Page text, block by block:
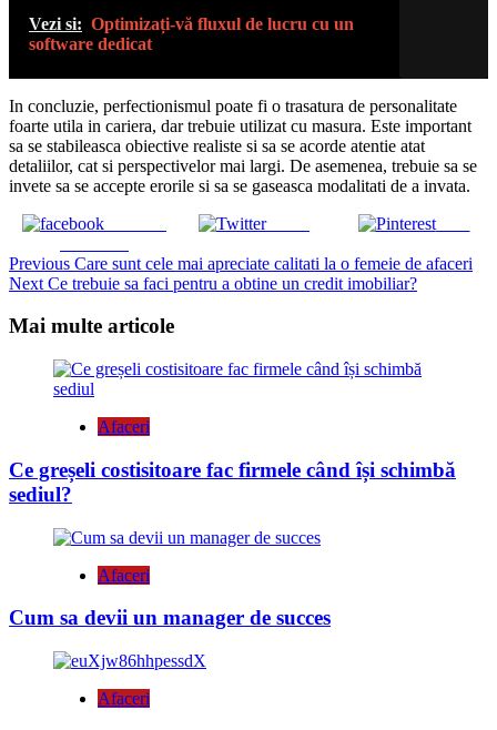
Vezi si: Optimizați-vă fluxul de lucru cu un
software dedicat
In concluzie, perfectionismul poate fi o trasatura de personalitate
foarte utila in cariera, dar trebuie utilizat cu masura. Este important
sa se stabileasca obiective realiste si sa se acorde atentie atat
detaliilor, cat si perspectivelor mai largi. De asemenea, trebuie sa se
invete sa se accepte erorile si sa se gaseasca modalitati de a invata.
Tweet Save
Continue
Reading
Previous Care sunt cele mai apreciate calitati la o femeie de afaceri
Next Ce trebuie sa faci pentru a obtine un credit imobiliar?
Mai multe articole
Afaceri
Ce greșeli costisitoare fac firmele când își schimbă
sediul?
Afaceri
Cum sa devii un manager de succes
Afaceri